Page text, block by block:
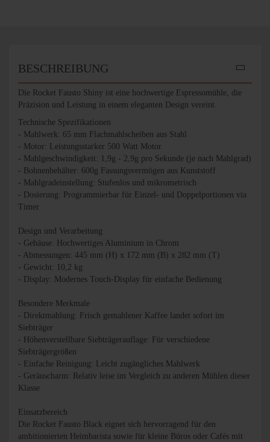
BESCHREIBUNG
Die Rocket Fausto Shiny ist eine hochwertige Espressomühle, die
Präzision und Leistung in einem eleganten Design vereint.
Technische Spezifikationen
- Mahlwerk: 65 mm Flachmahlscheiben aus Stahl
- Motor: Leistungsstarker 500 Watt Motor
- Mahlgeschwindigkeit: 1,9g - 2,9g pro Sekunde (je nach Mahlgrad)
- Bohnenbehälter: 600g Fassungsvermögen aus Kunststoff
- Mahlgradeinstellung: Stufenlos und mikrometrisch
- Dosierung: Programmierbar für Einzel- und Doppelportionen via
Timer
Design und Verarbeitung
- Gehäuse: Hochwertiges Aluminium in Chrom
- Abmessungen: 445 mm (H) x 172 mm (B) x 282 mm (T)
- Gewicht: 10,2 kg
- Display: Modernes Touch-Display für einfache Bedienung
Besondere Merkmale
- Direktmahlung: Frisch gemahlener Kaffee landet sofort im
Siebträger
- Höhenverstellbare Siebträgerauflage: Für verschiedene
Siebträgergrößen
- Einfache Reinigung: Leicht zugängliches Mahlwerk
- Geräuscharm: Relativ leise im Vergleich zu anderen Mühlen dieser
Klasse
Einsatzbereich
Die Rocket Fausto Black eignet sich hervorragend für den
ambitionierten Heimbarista sowie für kleine Büros oder Cafés mit